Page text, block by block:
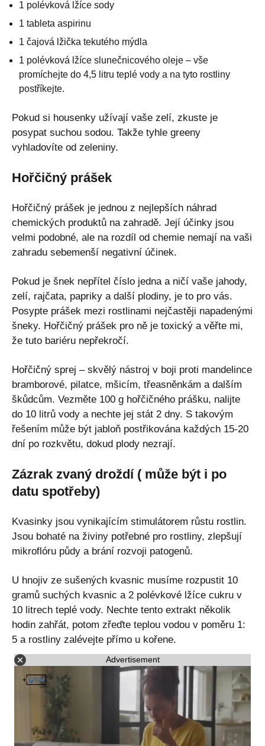
1 polévková lžíce sody
1 tableta aspirinu
1 čajová lžička tekutého mýdla
1 polévková lžíce slunečnicového oleje – vše
promíchejte do 4,5 litru teplé vody a na tyto rostliny
postříkejte.
Pokud si housenky užívají vaše zelí, zkuste je
posypat suchou sodou. Takže tyhle greeny
vyhladovíte od zeleniny.
Hořčičný prášek
Hořčičný prášek je jednou z nejlepších náhrad
chemických produktů na zahradě. Její účinky jsou
velmi podobné, ale na rozdíl od chemie nemají na vaši
zahradu sebemenší negativní účinek.
Pokud je šnek nepřítel číslo jedna a ničí vaše jahody,
zelí, rajčata, papriky a další plodiny, je to pro vás.
Posypte prášek mezi rostlinami nejčastěji napadenými
šneky. Hořčičný prášek pro ně je toxický a věřte mi,
že tuto bariéru nepřekročí.
Hořčičný sprej – skvělý nástroj v boji proti mandelince
bramborové, pilatce, mšicím, třeasněnkám a dalším
škůdcům. Vezměte 100 g hořčičného prášku, nalijte
do 10 litrů vody a nechte jej stát 2 dny. S takovým
řešením může být jabloň postřikována každých 15-20
dní po rozkvětu, dokud plody nezrají.
Zázrak zvaný droždí ( může být i po
datu spotřeby)
Kvasinky jsou vynikajícím stimulátorem růstu rostlin.
Jsou bohaté na živiny potřebné pro rostliny, zlepšují
mikroflóru půdy a brání rozvoji patogenů.
U hnojiv ze sušených kvasnic musíme rozpustit 10
gramů suchých kvasnic a 2 polévkové lžíce cukru v
10 litrech teplé vody. Nechte tento extrakt několik
hodin zahřát, potom zřeďte teplou vodou v poměru 1:
5 a rostliny zalévejte přímo u kořene.
Advertisement